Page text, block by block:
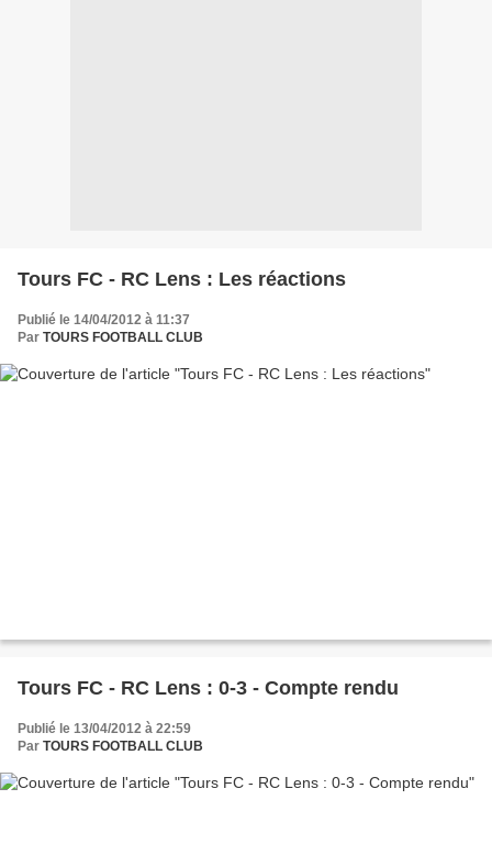
Tours FC - RC Lens : Les réactions
Publié le 14/04/2012 à 11:37
Par TOURS FOOTBALL CLUB
Tours FC - RC Lens : 0-3 - Compte rendu
Publié le 13/04/2012 à 22:59
Par TOURS FOOTBALL CLUB